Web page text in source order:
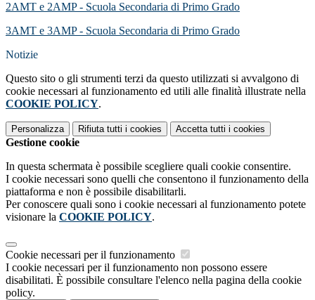
2AMT e 2AMP - Scuola Secondaria di Primo Grado
3AMT e 3AMP - Scuola Secondaria di Primo Grado
Notizie
Questo sito o gli strumenti terzi da questo utilizzati si avvalgono di
cookie necessari al funzionamento ed utili alle finalità illustrate nella
COOKIE POLICY.
Personalizza Rifiuta tutti i cookies Accetta tutti i cookies
Gestione cookie
In questa schermata è possibile scegliere quali cookie consentire.
I cookie necessari sono quelli che consentono il funzionamento della
piattaforma e non è possibile disabilitarli.
Per conoscere quali sono i cookie necessari al funzionamento potete
visionare la COOKIE POLICY.
Cookie necessari per il funzionamento
I cookie necessari per il funzionamento non possono essere
disabilitati. È possibile consultare l'elenco nella pagina della cookie
policy.